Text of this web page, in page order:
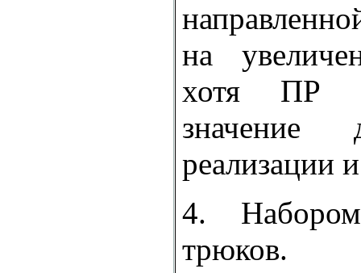
на
хотя ПР
значение
реализации
4.
трюков.